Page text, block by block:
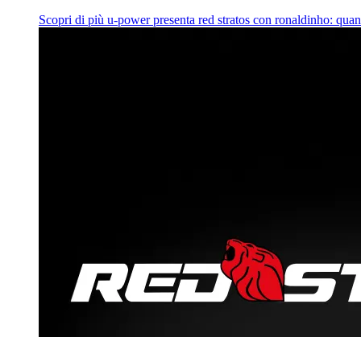
Scopri di più u‑power presenta red stratos con ronaldinho: